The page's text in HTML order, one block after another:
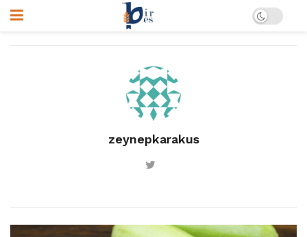
zeynepkarakus